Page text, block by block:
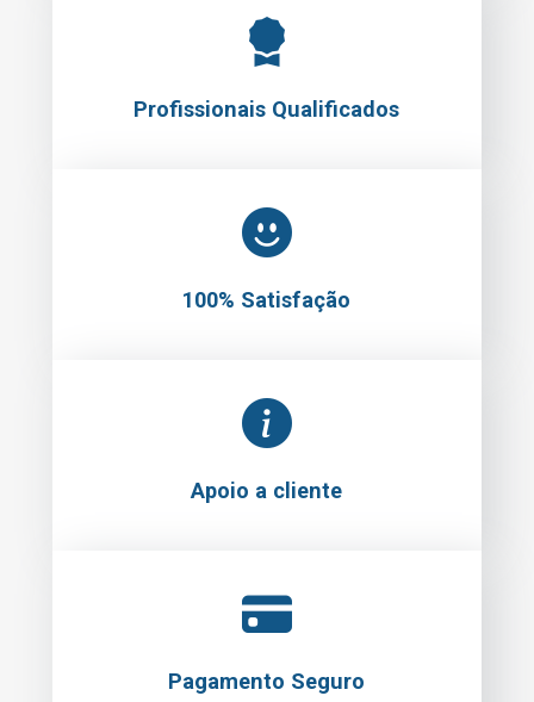
Profissionais Qualificados
100% Satisfação
Apoio a cliente
Pagamento Seguro